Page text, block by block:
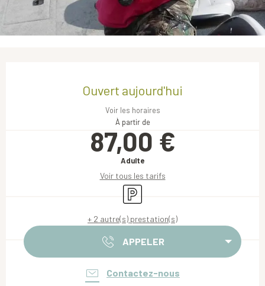
Ouvert aujourd'hui
Voir les horaires
À partir de
87,00 €
Adulte
Voir tous les tarifs
Parking
+ 2 autre(s) prestation(s)
APPELER
Contactez-nous